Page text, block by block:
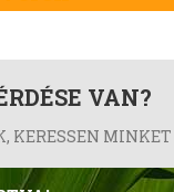
VAN?
KERESSEN MINKET